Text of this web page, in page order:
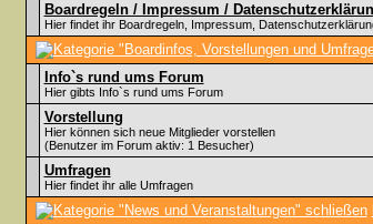
Boardregeln / Impressum /
Hier findet ihr Boardregeln, Impressum,
Info`s rund ums Forum
Hier gibts Info`s rund ums Forum
Vorstellung
Hier können sich neue Mitglieder vorstellen
(Benutzer im Forum aktiv: 1 Besucher)
Umfragen
Hier findet ihr alle Umfragen